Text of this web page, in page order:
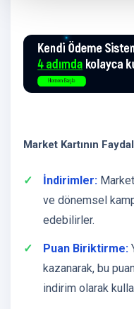
Market Kartının
İndirimler:
ve dönemsel
edebilirler.
Puan Biriktirme:
kazanarak, bu
indirim olarak